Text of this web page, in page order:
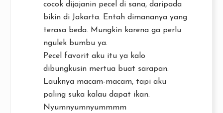
cocok dijajanin pecel di sana, daripada
bikin di Jakarta. Entah dimananya yang
terasa beda. Mungkin karena ga perlu
ngulek bumbu ya.
Pecel favorit aku itu ya kalo
dibungkusin mertua buat sarapan.
Lauknya macam-macam, tapi aku
paling suka kalau dapat ikan.
Nyumnyumnyummmm